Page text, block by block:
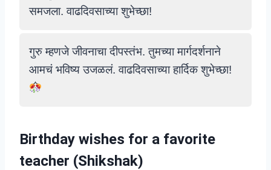
समजला. वाढदिवसाच्या शुभेच्छा!
गुरु म्हणजे जीवनाचा दीपस्तंभ. तुमच्या मार्गदर्शनाने
आमचं भविष्य उजळलं. वाढदिवसाच्या हार्दिक शुभेच्छा!
Birthday wishes for a favorite
teacher (Shikshak)